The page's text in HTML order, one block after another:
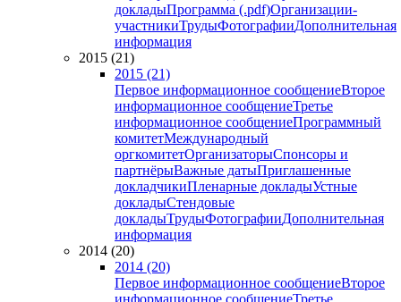
докладыПрограмма (.pdf)Организации-
участникиТрудыФотографииДополнительная
информация
2015 (21)
2015 (21)
Первое информационное сообщениеВторое
информационное сообщениеТретье
информационное сообщениеПрограммный
комитетМеждународный
оргкомитетОрганизаторыСпонсоры и
партнёрыВажные датыПриглашенные
докладчикиПленарные докладыУстные
докладыСтендовые
докладыТрудыФотографииДополнительная
информация
2014 (20)
2014 (20)
Первое информационное сообщениеВторое
информационное сообщениеТретье